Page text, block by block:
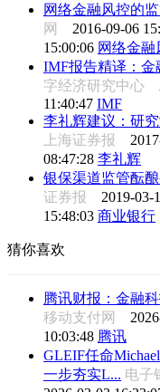
网络金融风控的
网 2016-09-06
15:00:06 网络金融
IMF报告精译：
字经济研究中心
11:40:47 IMF
李礼辉建议：研
上海证券报
08:47:28 李礼辉
银保渠道监管酝
证券报 2019-03-
15:48:03 商业银行
猜你喜欢
腾讯财报：金融
移动支付网
10:03:48 腾讯
GLEIF任命
一步夯实L... 电子